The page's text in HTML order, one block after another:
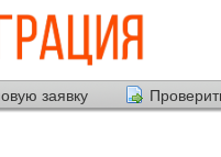
заявку